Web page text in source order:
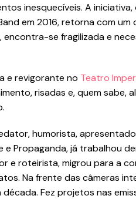
inesquecíveis. A iniciativa,
em 2016, retorna com um
se fragilizada e
e revigorante no Teatro
risadas e, quem sabe,
humorista,
e Propaganda, já trabalhou
e roteirista, migrou para a
Na frente das câmeras
Fez projetos nas